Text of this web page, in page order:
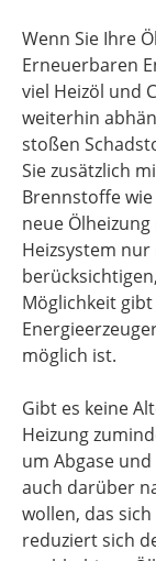
Wenn Sie Ihre
Erneuerbaren
viel Heizöl und
weiterhin
stoßen
Sie zusätzlich
Brennstoffe
neue
Heizsystem
Möglichkeit
möglich ist.
Gibt es keine
Heizung
um Abgase
auch darüber
wollen, das
reduziert sich